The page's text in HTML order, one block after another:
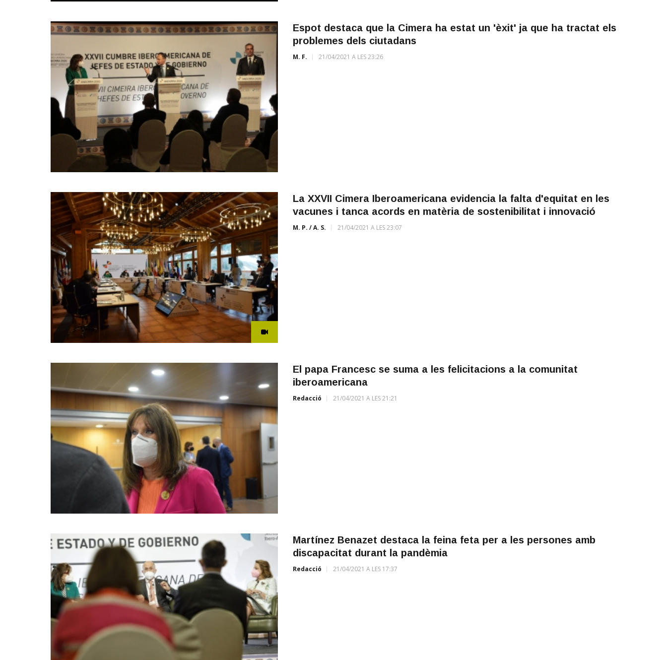
Espot destaca que la Cimera ha estat un 'èxit' ja que ha tractat els
problemes dels ciutadans
M. F. 21/04/2021 A LES 23:26
La XXVII Cimera Iberoamericana evidencia la falta d'equitat en les
vacunes i tanca acords en matèria de sostenibilitat i innovació
M. P. / A. S. 21/04/2021 A LES 23:07
El papa Francesc se suma a les felicitacions a la comunitat
iberoamericana
Redacció 21/04/2021 A LES 21:21
Martínez Benazet destaca la feina feta per a les persones amb
discapacitat durant la pandèmia
Redacció 21/04/2021 A LES 17:37